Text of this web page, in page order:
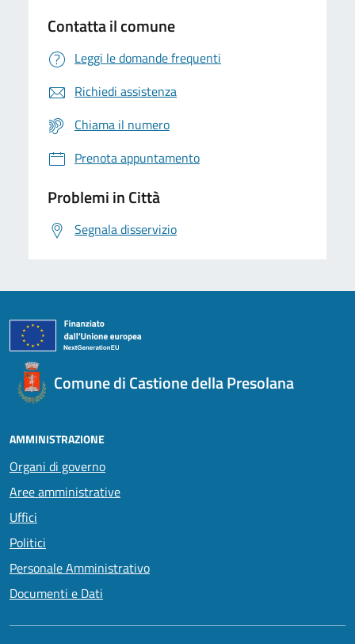
Contatta il comune
Leggi le domande frequenti
Richiedi assistenza
Chiama il numero
Prenota appuntamento
Problemi in Città
Segnala disservizio
Comune di Castione della Presolana
AMMINISTRAZIONE
Organi di governo
Aree amministrative
Uffici
Politici
Personale Amministrativo
Documenti e Dati